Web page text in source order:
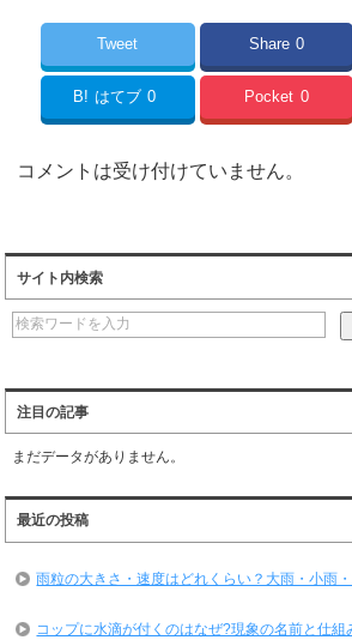
Tweet Share 0
B! はてブ 0 Pocket 0
コメントは受け付けていません。
サイト内検索
注目の記事
まだデータがありません。
最近の投稿
雨粒の大きさ・速度はどれくらい？大雨・小雨
コップに水滴が付くのはなぜ?現象の名前と仕組